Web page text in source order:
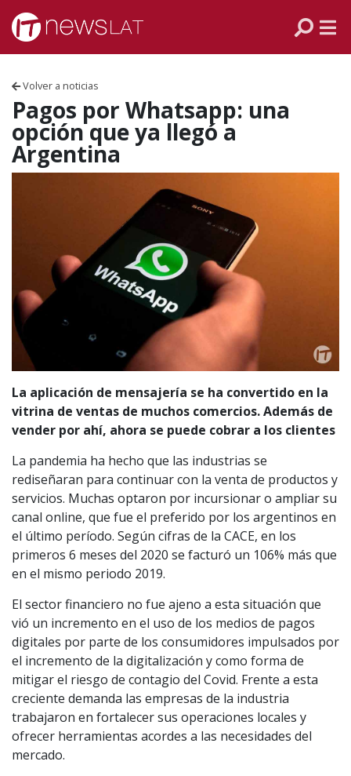
Skip to content
Volver a noticias
Pagos por Whatsapp: una
opción que ya llegó a
Argentina
La aplicación de mensajería se ha convertido en la
vitrina de ventas de muchos comercios. Además de
vender por ahí, ahora se puede cobrar a los clientes
La pandemia ha hecho que las industrias se
rediseñaran para continuar con la venta de productos y
servicios. Muchas optaron por incursionar o ampliar su
canal online, que fue el preferido por los argentinos en
el último período. Según cifras de la CACE, en los
primeros 6 meses del 2020 se facturó un 106% más que
en el mismo periodo 2019.
El sector financiero no fue ajeno a esta situación que
vió un incremento en el uso de los medios de pagos
digitales por parte de los consumidores impulsados por
el incremento de la digitalización y como forma de
mitigar el riesgo de contagio del Covid. Frente a esta
creciente demanda las empresas de la industria
trabajaron en fortalecer sus operaciones locales y
ofrecer herramientas acordes a las necesidades del
mercado.
VENEZUELA
ECUADOR
ARGENTINA
MÉXICO